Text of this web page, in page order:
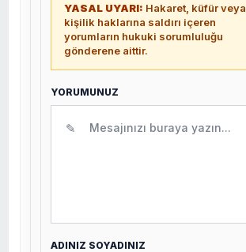
YASAL UYARI: Hakaret, küfür veya
kişilik haklarına saldırı içeren
yorumların hukuki sorumluluğu
gönderene aittir.
YORUMUNUZ
✎
ADINIZ SOYADINIZ